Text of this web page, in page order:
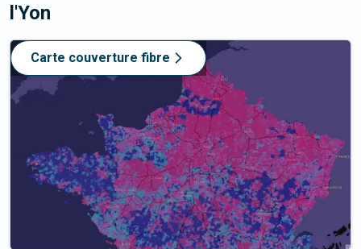
l'Yon
Carte couverture fibre